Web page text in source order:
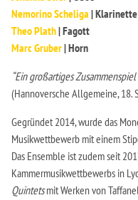
Nemorino Scheliga | Klarinette
Theo Plath| Fagott
Marc Gruber| Horn
“Ein großartiges
(Hannoversche Allgemeine, 18.
Gegründet 2014, wurde das
Musikwettbewerb mit einem
Das Ensemble ist zudem seit
Kammermusikwettbewerbs in
Quintetsmit Werken von